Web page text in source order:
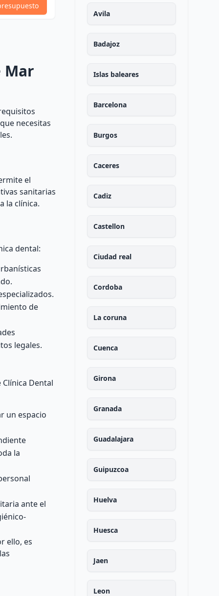
Mar
necesitas
el
sanitarias
la clínica.
dental:
de
legales.
Dental
un espacio
la
ante el
ello, es
Avila
Badajoz
Islas baleares
Barcelona
Burgos
Caceres
Cadiz
Castellon
Ciudad real
Cordoba
La coruna
Cuenca
Girona
Granada
Guadalajara
Guipuzcoa
Huelva
Huesca
Jaen
Leon